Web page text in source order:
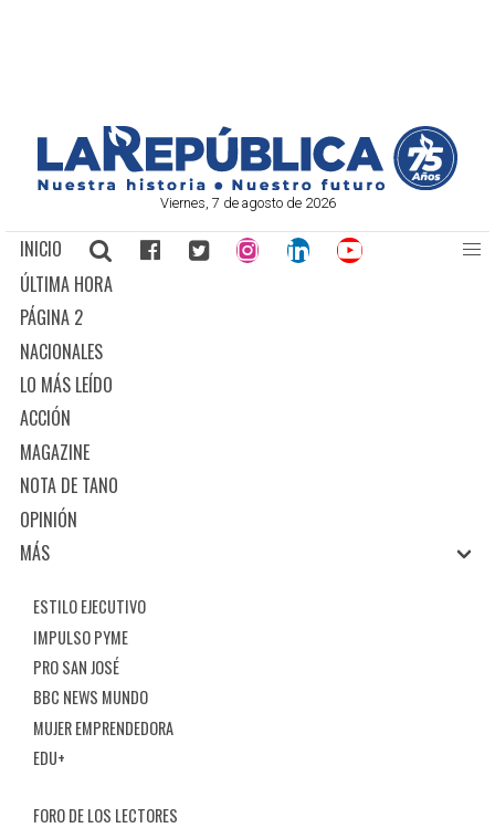
Viernes, 7 de agosto de 2026
INICIO
ÚLTIMA HORA
PÁGINA 2
NACIONALES
LO MÁS LEÍDO
ACCIÓN
MAGAZINE
NOTA DE TANO
OPINIÓN
MÁS
ESTILO EJECUTIVO
IMPULSO PYME
PRO SAN JOSÉ
BBC NEWS MUNDO
MUJER EMPRENDEDORA
EDU+
FORO DE LOS LECTORES